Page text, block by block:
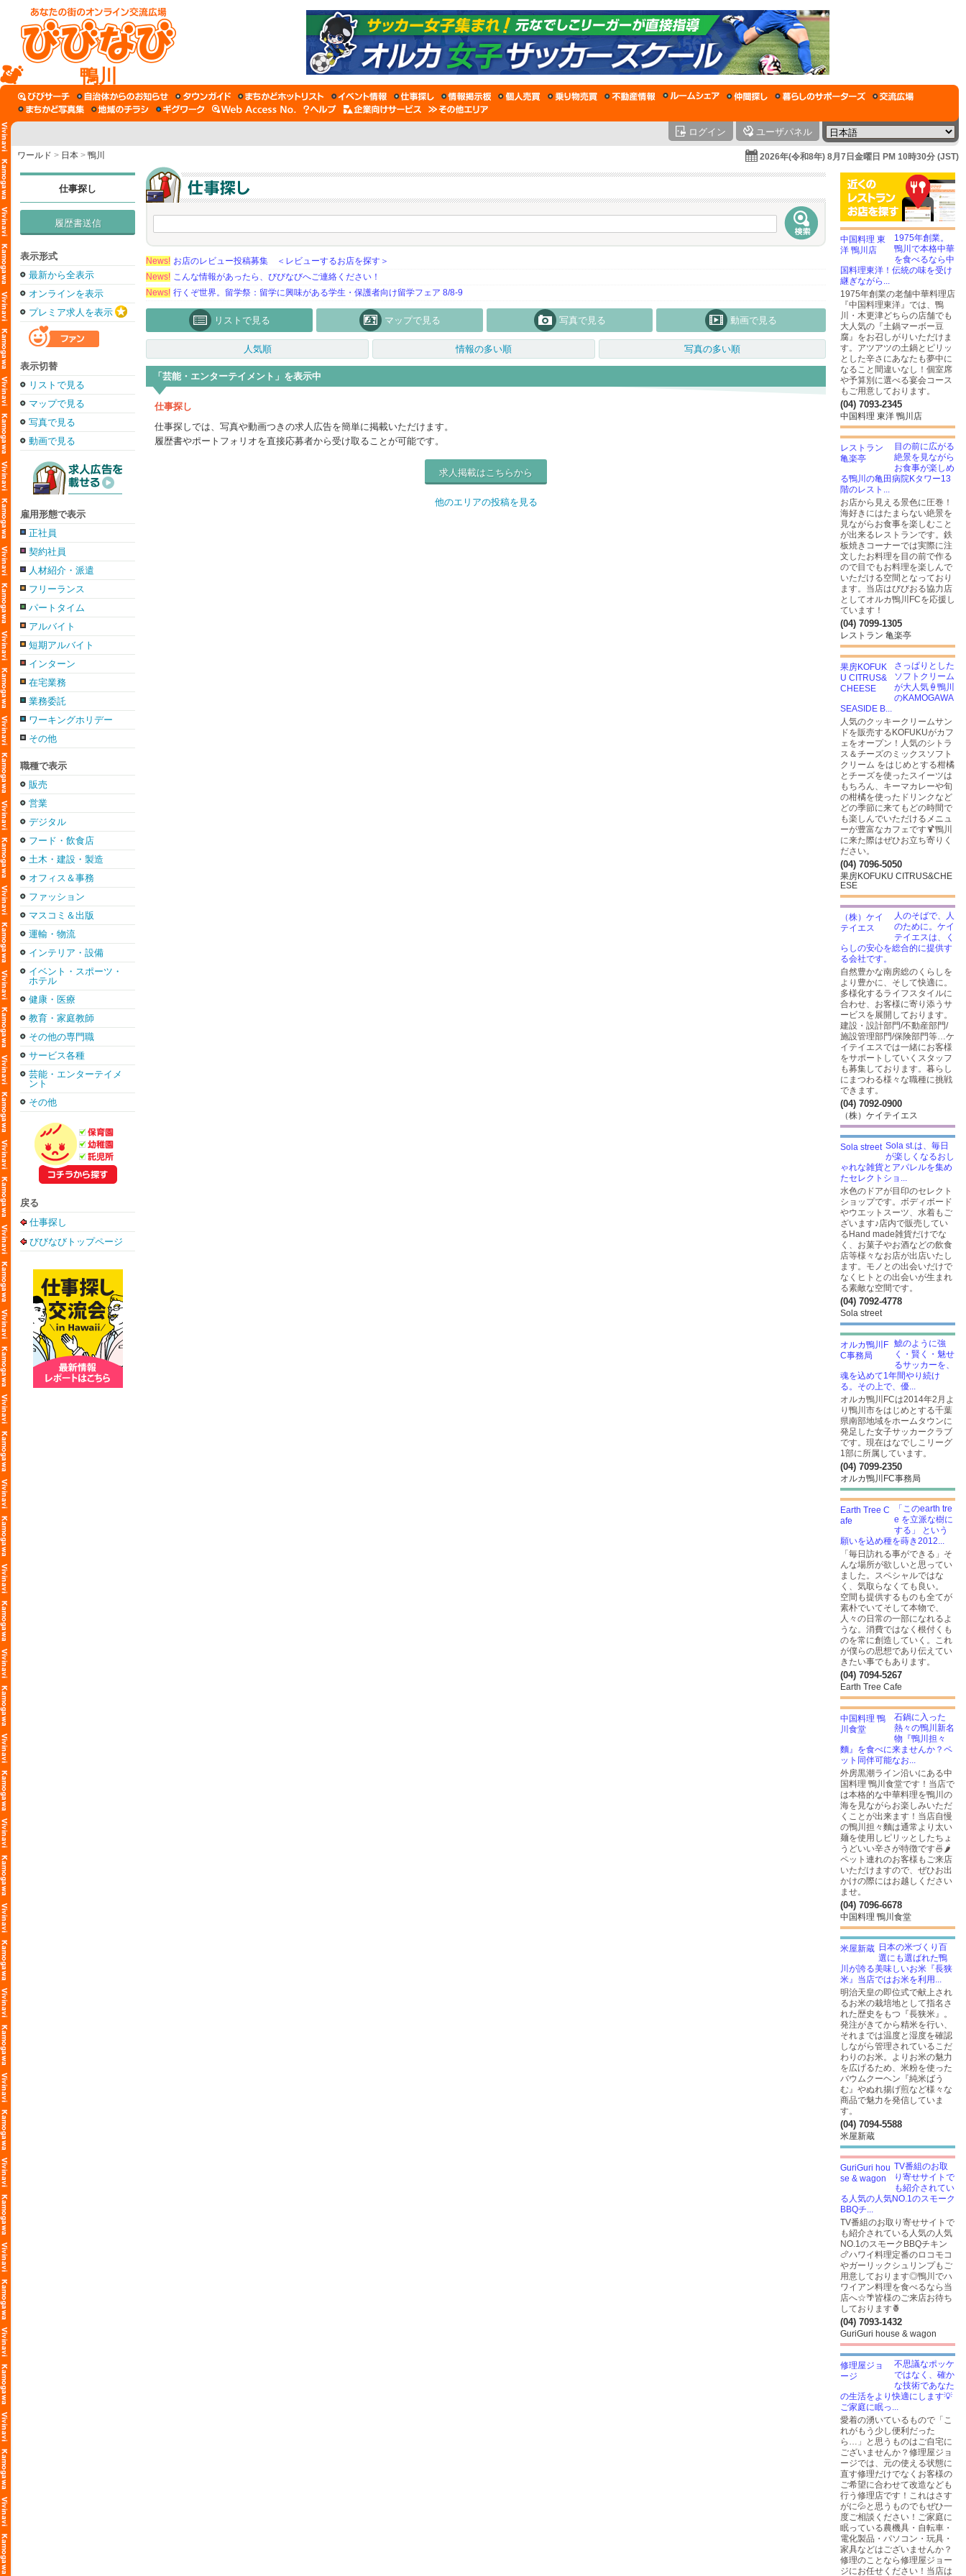
鴨川
ログイン ユーザパネル
ワールド > 日本 > 鴨川 2026年(令和8年) 8月7日金曜日 PM 10時30分 (JST)
仕事探し
履歴書送信
表示形式
最新から全表示
オンラインを表示
プレミア求人を表示
表示切替
リストで見る
マップで見る
写真で見る
動画で見る
雇用形態で表示
正社員
契約社員
人材紹介・派遣
フリーランス
パートタイム
アルバイト
短期アルバイト
インターン
在宅業務
業務委託
ワーキングホリデー
その他
職種で表示
販売
営業
デジタル
フード・飲食店
土木・建設・製造
オフィス＆事務
ファッション
マスコミ＆出版
運輸・物流
インテリア・設備
イベント・スポーツ・
ホテル
健康・医療
教育・家庭教師
その他の専門職
サービス各種
芸能・エンターテイメ
ント
その他
戻る
仕事探し
びびなびトップページ
News! お店のレビュー投稿募集 ＜レビューするお店を探す＞
News! こんな情報があったら、びびなびへご連絡ください！
News! 行くぞ世界。留学祭：留学に興味がある学生・保護者向け留学フェア 8/8-9
リストで見る マップで見る 写真で見る 動画で見る
人気順 情報の多い順 写真の多い順
「芸能・エンターテイメント」を表示中
仕事探し
仕事探しでは、写真や動画つきの求人広告を簡単に掲載いただけます。
履歴書やポートフォリオを直接応募者から受け取ることが可能です。
求人掲載はこちらから
他のエリアの投稿を見る
1975年創業。
鴨川で本格中華
を食べるなら中
国料理東洋！伝統の味を受け
継ぎながら...
1975年創業の老舗中華料理店
『中国料理東洋』では、鴨
川・木更津どちらの店舗でも
大人気の『土鍋マーボー豆
腐』をお召しがりいただけま
す。アツアツの土鍋とピリッ
とした辛さにあなたも夢中に
なること間違いなし！個室席
や予算別に選べる宴会コース
もご用意しております。
(04) 7093-2345
中国料理 東洋 鴨川店
目の前に広がる
絶景を見ながら
お食事が楽しめ
る鴨川の亀田病院Kタワー13
階のレスト...
お店から見える景色に圧巻！
海好きにはたまらない絶景を
見ながらお食事を楽しむこと
が出来るレストランです。鉄
板焼きコーナーでは実際に注
文したお料理を目の前で作る
ので目でもお料理を楽しんで
いただける空間となっており
ます。当店はびびおる協力店
としてオルカ鴨川FCを応援し
ています！
(04) 7099-1305
レストラン 亀楽亭
さっぱりとした
ソフトクリーム
が大人気🍦鴨川
のKAMOGAWA
SEASIDE B...
人気のクッキークリームサン
ドを販売するKOFUKUがカフ
ェをオープン！人気のシトラ
ス＆チーズのミックスソフト
クリーム をはじめとする柑橘
とチーズを使ったスイーツは
もちろん、キーマカレーや旬
の柑橘を使ったドリンクなど
どの季節に来てもどの時間で
も楽しんでいただけるメニュ
ーが豊富なカフェです🍹鴨川
に来た際はぜひお立ち寄りく
ださい。
(04) 7096-5050
果房KOFUKU CITRUS&CHE
ESE
人のそばで、人
のために。ケイ
テイエスは、く
らしの安心を総合的に提供す
る会社です。
自然豊かな南房総のくらしを
より豊かに、そして快適に。
多様化するライフスタイルに
合わせ、お客様に寄り添うサ
ービスを展開しております。
建設・設計部門/不動産部門/
施設管理部門/保険部門等…ケ
イテイエスでは一緒にお客様
をサポートしていくスタッフ
も募集しております。暮らし
にまつわる様々な職種に挑戦
できます。
(04) 7092-0900
（株）ケイテイエス
Sola st.は、毎日
が楽しくなるおし
ゃれな雑貨とアパレルを集め
たセレクトショ...
水色のドアが目印のセレクト
ショップです。ボディボード
やウエットスーツ、水着もご
ざいます♪店内で販売してい
るHand made雑貨だけでな
く、お菓子やお酒などの飲食
店等様々なお店が出店いたし
ます。モノとの出会いだけで
なくヒトとの出会いが生まれ
る素敵な空間です。
(04) 7092-4778
Sola street
鯱のように強
く・賢く・魅せ
るサッカーを、
魂を込めて1年間やり続け
る。その上で、優...
オルカ鴨川FCは2014年2月よ
り鴨川市をはじめとする千葉
県南部地域をホームタウンに
発足した女子サッカークラブ
です。現在はなでしこリーグ
1部に所属しています。
(04) 7099-2350
オルカ鴨川FC事務局
「このearth tre
e を立派な樹に
する」 という
願いを込め種を蒔き2012...
「毎日訪れる事ができる」そ
んな場所が欲しいと思ってい
ました。スペシャルではな
く、気取らなくても良い。
空間も提供するものも全てが
素朴でいてそして本物で、
人々の日常の一部になれるよ
うな。消費ではなく根付くも
のを常に創造していく。これ
が僕らの思想であり伝えてい
きたい事でもあります。
(04) 7094-5267
Earth Tree Cafe
石鍋に入った
熱々の鴨川新名
物『鴨川担々
麵』を食べに来ませんか？ペ
ット同伴可能なお...
外房黒潮ライン沿いにある中
国料理 鴨川食堂です！当店で
は本格的な中華料理を鴨川の
海を見ながらお楽しみいただ
くことが出来ます！当店自慢
の鴨川担々麵は通常より太い
麺を使用しピリッとしたちょ
うどいい辛さが特徴です🍜🌶
ペット連れのお客様もご来店
いただけますので、ぜひお出
かけの際にはお越しください
ませ。
(04) 7096-6678
中国料理 鴨川食堂
日本の米づくり百
選にも選ばれた鴨
川が誇る美味しいお米『長狭
米』当店ではお米を利用...
明治天皇の即位式で献上され
るお米の栽培地として指名さ
れた歴史をもつ『長狭米』。
発注がきてから精米を行い、
それまでは温度と湿度を確認
しながら管理されているこだ
わりのお米。よりお米の魅力
を広げるため、米粉を使った
バウムクーヘン『純米ばう
む』やぬれ揚げ煎など様々な
商品で魅力を発信していま
す。
(04) 7094-5588
米屋新蔵
TV番組のお取
り寄せサイトで
も紹介されてい
る人気の人気NO.1のスモーク
BBQチ...
TV番組のお取り寄せサイトで
も紹介されている人気の人気
NO.1のスモークBBQチキン
🍗ハワイ料理定番のロコモコ
やガーリックシュリンプもご
用意しております◎鴨川でハ
ワイアン料理を食べるなら当
店へ☆🌴皆様のご来店お待ち
しております🍍
(04) 7093-1432
GuriGuri house & wagon
不思議なポッケ
ではなく、確か
な技術であなた
の生活をより快適にします💡
ご家庭に眠っ...
愛着の湧いているもので「こ
れがもう少し便利だった
ら…」と思うものはご自宅に
ございませんか？修理屋ジョ
ージでは、元の使える状態に
直す修理だけでなくお客様の
ご希望に合わせて改造なども
行う修理店です！これはさす
がに💦と思うものでもぜひ一
度ご相談ください！ご家庭に
眠っている農機具・自転車・
電化製品・パソコン・玩具・
家具などはございませんか？
修理のことなら修理屋ジョー
ジにお任せください！当店は